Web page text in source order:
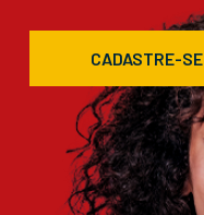
CADASTRE-SE